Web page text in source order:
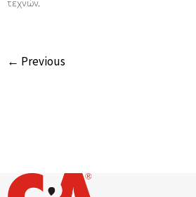
τεχνών.
← Previous